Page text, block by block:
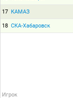
17 КАМАЗ
18 СКА-Хабаровск
Игрок